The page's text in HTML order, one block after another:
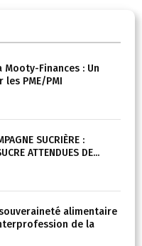
Mooty-Finances : Un
PME/PMI
SUCRIÈRE :
ATTENDUES DE...
alimentaire
de la